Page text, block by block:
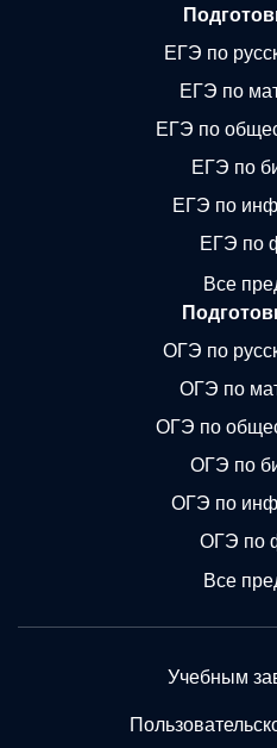
ЕГЭ по
ЕГЭ по
ЕГЭ по
ЕГЭ по
ЕГЭ по
ЕГЭ по
Все
ОГЭ по
ОГЭ по
ОГЭ по
ОГЭ по
ОГЭ по
ОГЭ по
Все
Учебным